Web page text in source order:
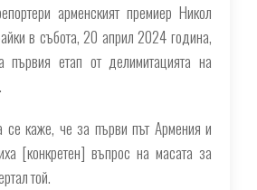
арменският премиер Никол
в събота, 20 април 2024 година,
първия етап от делимитацията на
каже, че за първи път Армения и
[конкретен] въпрос на масата за
той.